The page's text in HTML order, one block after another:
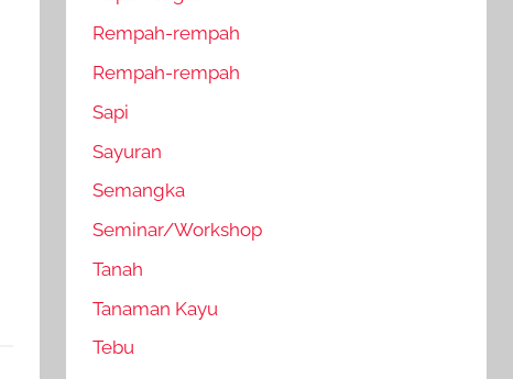
Rempah-rempah
Rempah-rempah
Sapi
Sayuran
Semangka
Seminar/Workshop
Tanah
Tanaman Kayu
Tebu